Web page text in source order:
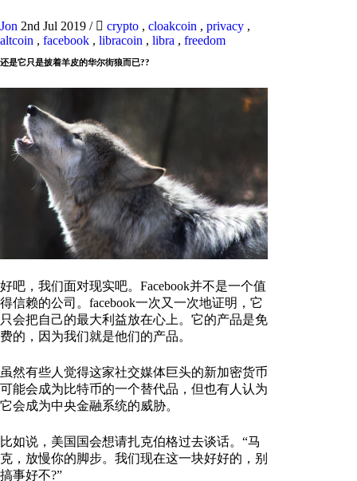
Jon 2nd Jul 2019 / crypto , cloakcoin , privacy ,
altcoin , facebook , libracoin , libra , freedom
还是它只是披着羊皮的华尔街狼而已??
好吧，我们面对现实吧。Facebook并不是一个值
得信赖的公司。facebook一次又一次地证明，它
只会把自己的最大利益放在心上。它的产品是免
费的，因为我们就是他们的产品。
虽然有些人觉得这家社交媒体巨头的新加密货币
可能会成为比特币的一个替代品，但也有人认为
它会成为中央金融系统的威胁。
比如说，美国国会想请扎克伯格过去谈话。“马
克，放慢你的脚步。我们现在这一块好好的，别
搞事好不?”